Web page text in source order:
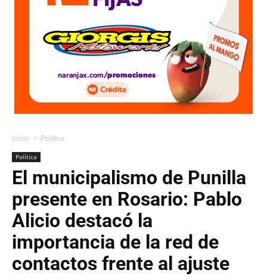
Inicio Política
Política
El municipalismo de Punilla
presente en Rosario: Pablo
Alicio destacó la
importancia de la red de
contactos frente al ajuste